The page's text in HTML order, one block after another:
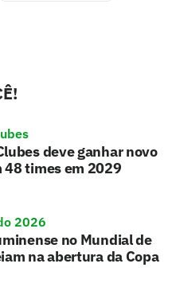
deve ganhar novo
48 times em 2029
2026
no Mundial de
na abertura da Copa